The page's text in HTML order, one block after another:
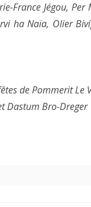
France Jégou,
ha Naïa, Olier
de Pommerit Le
Dastum Bro-Dreger